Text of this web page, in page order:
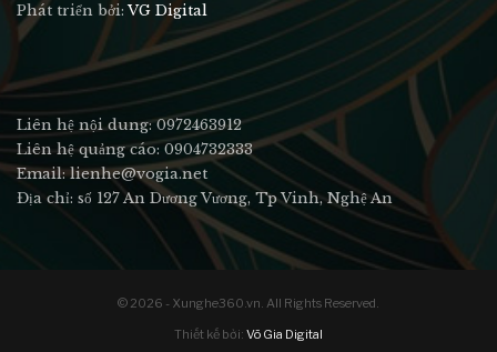
Phát triển bởi:VG Digital
Liên hệ nội dung: 0972463912
Liên hệ quảng cáo: 0904732333
Email: lienhe@vogia.net
Địa chỉ: số 127 An Dương Vương, Tp Vinh, Nghệ An
© 2026 - Xunghe360.vn. All Rights Reserved.
Thiết kế bởi: Võ Gia Digital